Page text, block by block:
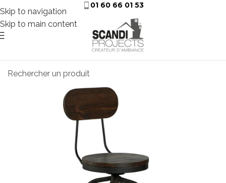
Skip to navigation
Skip to main content
01 60 66 01 53